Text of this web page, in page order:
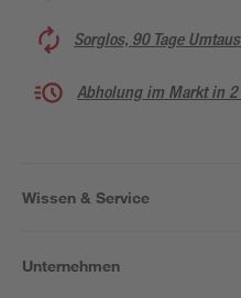
Sorglos, 90 Tage
Abholung im Markt in 2
Wissen & Service
Unternehmen